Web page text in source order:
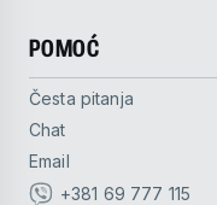
POMOĆ
Česta pitanja
Chat
Email
+381 69 777 115